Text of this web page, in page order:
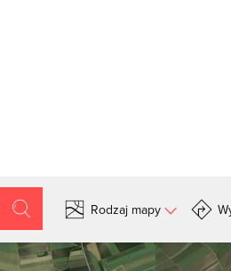
Szukaj
Rodzaj mapy